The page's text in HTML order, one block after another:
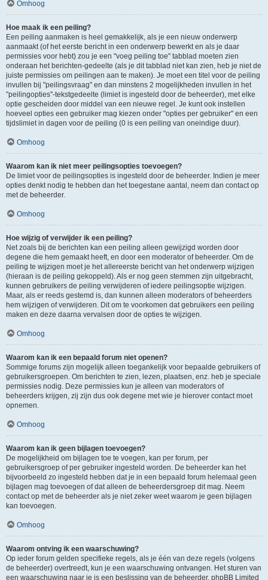
Omhoog
Hoe maak ik een peiling?
Een peiling aanmaken is heel gemakkelijk, als je een nieuw onderwerp
aanmaakt (of het eerste bericht in een onderwerp bewerkt en als je daar
permissies voor hebt) zou je een "voeg peiling toe" tabblad moeten zien
onderaan het berichten-gedeelte (als je dit tabblad niet kan zien, heb je niet de
juiste permissies om peilingen aan te maken). Je moet een titel voor de peiling
invullen bij "peilingsvraag" en dan minstens 2 mogelijkheden invullen in het
"peilingopties"-tekstgedeelte (limiet is ingesteld door de beheerder), met elke
optie gescheiden door middel van een nieuwe regel. Je kunt ook instellen
hoeveel opties een gebruiker mag kiezen onder "opties per gebruiker" en een
tijdslimiet in dagen voor de peiling (0 is een peiling van oneindige duur).
Omhoog
Waarom kan ik niet meer peilingsopties toevoegen?
De limiet voor de peilingsopties is ingesteld door de beheerder. Indien je meer
opties denkt nodig te hebben dan het toegestane aantal, neem dan contact op
met de beheerder.
Omhoog
Hoe wijzig of verwijder ik een peiling?
Net zoals bij de berichten kan een peiling alleen gewijzigd worden door
degene die hem gemaakt heeft, en door een moderator of beheerder. Om de
peiling te wijzigen moet je het allereerste bericht van het onderwerp wijzigen
(hieraan is de peiling gekoppeld). Als er nog geen stemmen zijn uitgebracht,
kunnen gebruikers de peiling verwijderen of iedere peilingsoptie wijzigen.
Maar, als er reeds gestemd is, dan kunnen alleen moderators of beheerders
hem wijzigen of verwijderen. Dit om te voorkomen dat gebruikers een peiling
maken en deze daarna vervalsen door de opties te wijzigen.
Omhoog
Waarom kan ik een bepaald forum niet openen?
Sommige forums zijn mogelijk alleen toegankelijk voor bepaalde gebruikers of
gebruikersgroepen. Om berichten te zien, lezen, plaatsen, enz. heb je speciale
permissies nodig. Deze permissies kun je alleen van moderators of
beheerders krijgen, zij zijn dus ook degene met wie je hierover contact moet
opnemen.
Omhoog
Waarom kan ik geen bijlagen toevoegen?
De mogelijkheid om bijlagen toe te voegen, kan per forum, per
gebruikersgroep of per gebruiker ingesteld worden. De beheerder kan het
bijvoorbeeld zo ingesteld hebben dat je in een bepaald forum helemaal geen
bijlagen mag toevoegen of dat alleen de beheerdersgroep dit mag. Neem
contact op met de beheerder als je niet zeker weet waarom je geen bijlagen
kan toevoegen.
Omhoog
Waarom ontving ik een waarschuwing?
Op ieder forum gelden specifieke regels, als je één van deze regels (volgens
de beheerder) overtreedt, kun je een waarschuwing ontvangen. Het sturen van
een waarschuwing naar je is een beslissing van de beheerder, phpBB Limited